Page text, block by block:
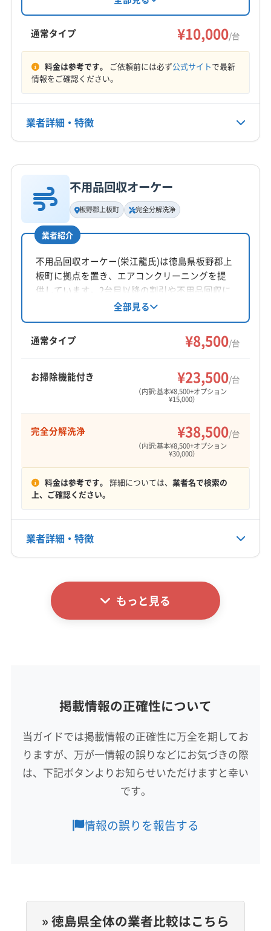
美馬市
鳴門市 三好郡東みよし町
板野郡上板町
板野郡板野町
板野郡藍住町
名東郡佐那河内村
(岡山県) 岡山市中区
(岡山県) 岡山市東区
(岡山県) 岡山市南区
(香川県) 高松市
(香川県) 坂出市
(香川県) 三豊市
(香川県) 善通寺市
(香川県) 仲多度郡まんのう町
(香川県) 仲多度郡琴平町
(香川県) 仲多度郡多度津町
(香川県) 東かがわ市
(香川県) 木田郡三木町
もっと見る
営業時間
定休日
なし
電話番号
公式HP
公式サイトなし
す。基本料金は一台10,000円からで、複数台割引
も利用できます。日曜・祝日が定休日です。
通常タイプ ¥10,000/台
料金は参考です。 ご依頼前には必ず公式サイトで最新
情報をご確認ください。
業者詳細・特徴
基本情報
代表者名
木下
所在地
徳島県徳島市庄町5丁目81-229
対応地域
阿波市 吉野川市
徳島市
美馬市 鳴門市 勝浦郡勝浦町
勝浦郡上勝町
那賀郡那賀町
板野郡板野町
名西郡神山町
名西郡石井町 名東郡佐那河内村
定休日
090-8698-6070
公式サイトを見る
不用品回収オーケー
板野郡上板町 完全分解洗浄
業者紹介
不用品回収オーケー(栄江龍氏)は徳島県板野郡上
板町に拠点を置き、エアコンクリーニングを提
供しています。2台目以降の割引や不用品回収に
も対応。営業時間外や対応地域外も相談可能で
す。丁寧な作業と養生を心がけ、生活が快適に
なるようサポートしています。
全部見る
通常タイプ ¥8,500/台
お掃除機能付き ¥23,500/台
（内訳:基本¥8,500+オプション
¥15,000）
完全分解洗浄 ¥38,500/台
（内訳:基本¥8,500+オプション
¥30,000）
料金は参考です。 詳細については、 業者名で検索の
上、ご確認ください。
業者詳細・特徴
基本情報
代表者名
小松島市
徳島市 美馬市 鳴門市
海部郡海陽町
海部郡美波町
海部郡牟岐町
三好郡東みよし町
勝浦郡勝浦町
勝浦郡上勝町
那賀郡那賀町
板野郡板野町
名西郡石井町
名東郡佐那河内村
もっと見る
8:00〜20:00
非公開
もっと見る
掲載情報の正確性について
当ガイドでは掲載情報の正確性に万全を期してお
りますが、万が一情報の誤りなどにお気づきの際
は、下記ボタンよりお知らせいただけますと幸い
です。
情報の誤りを報告する
» 徳島県全体の業者比較はこちら